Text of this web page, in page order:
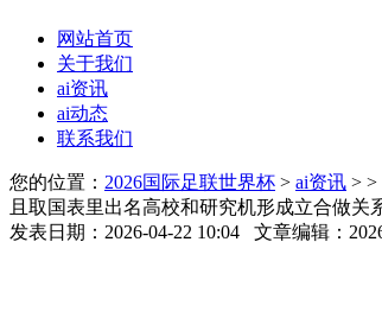
网站首页
关于我们
ai资讯
ai动态
联系我们
您的位置： 2026国际足联世界杯 > ai资讯 > >
且取国表里出名高校和研究机形成立合做关
发表日期：2026-04-22 10:04 文章编辑：